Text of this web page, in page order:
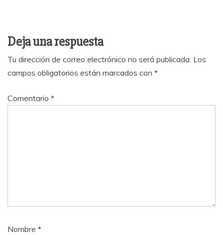
Deja una respuesta
Tu dirección de correo electrónico no será publicada. Los
campos obligatorios están marcados con *
Comentario *
Nombre *